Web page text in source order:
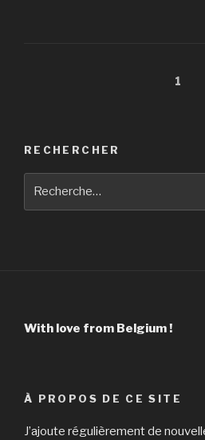
1
RECHERCHER
With love from Belgium !
À PROPOS DE CE SITE
J’ajoute régulièrement de